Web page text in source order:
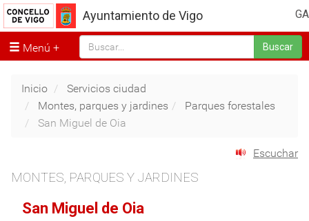
GA
Ayuntamiento de Vigo
Menú Buscar
Inicio
Servicios ciudad
Montes, parques y jardines
Parques forestales
San Miguel de Oia
Escuchar
MONTES, PARQUES Y JARDINES
San Miguel de Oia